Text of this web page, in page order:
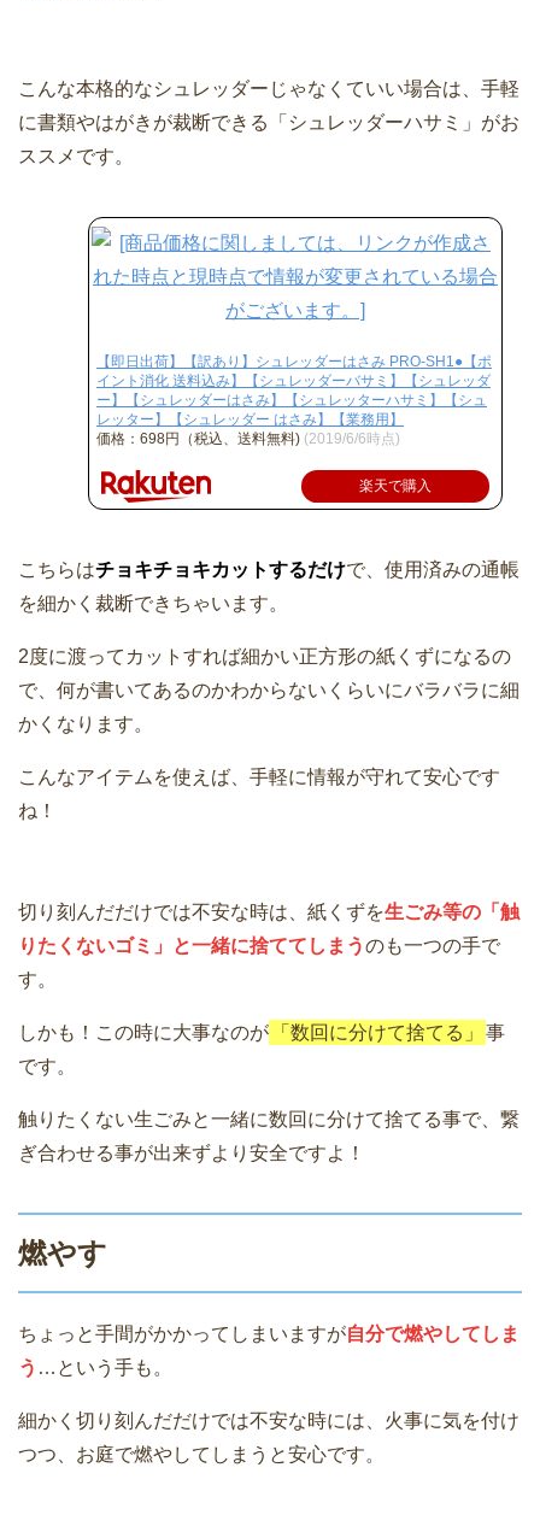
こんな本格的なシュレッダーじゃなくていい場合は、手軽
に書類やはがきが裁断できる「シュレッダーハサミ」がお
ススメです。
【即日出荷】【訳あり】シュレッダーはさみ PRO-SH1●【ポ
イント消化 送料込み】【シュレッダーバサミ】【シュレッダ
ー】【シュレッダーはさみ】【シュレッターハサミ】【シュ
レッター】【シュレッダー はさみ】【業務用】
価格：698円（税込、送料無料) (2019/6/6時点)
楽天で購入
こちらはチョキチョキカットするだけで、使用済みの通帳
を細かく裁断できちゃいます。
2度に渡ってカットすれば細かい正方形の紙くずになるの
で、何が書いてあるのかわからないくらいにバラバラに細
かくなります。
こんなアイテムを使えば、手軽に情報が守れて安心です
ね！
切り刻んだだけでは不安な時は、紙くずを生ごみ等の「触
りたくないゴミ」と一緒に捨ててしまうのも一つの手で
す。
しかも！この時に大事なのが 「数回に分けて捨てる」
事
です。
触りたくない生ごみと一緒に数回に分けて捨てる事で、繋
ぎ合わせる事が出来ずより安全ですよ！
燃やす
ちょっと手間がかかってしまいますが自分で燃やしてしま
う …という手も。
細かく切り刻んだだけでは不安な時には、火事に気を付け
つつ、お庭で燃やしてしまうと安心です。